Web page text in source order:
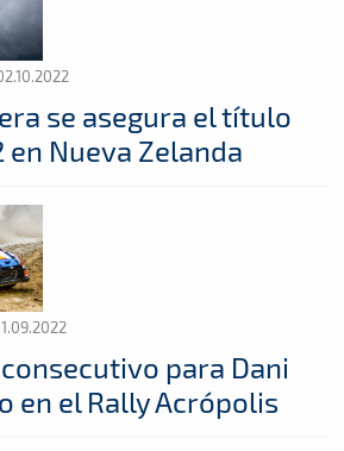
se asegura el título
en Nueva Zelanda
para Dani
en el Rally Acrópolis